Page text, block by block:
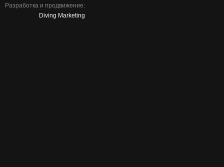
Разработка и продвижение:
Diving Marketing